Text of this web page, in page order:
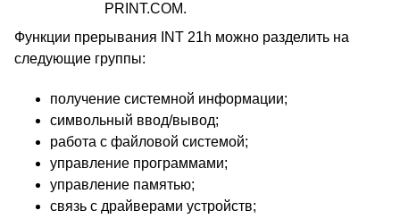
PRINT.COM.
Функции прерывания INT 21h можно разделить на
следующие группы:
получение системной информации;
символьный ввод/вывод;
работа с файловой системой;
управление программами;
управление памятью;
связь с драйверами устройств;